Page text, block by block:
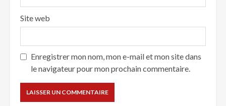
Site web
Enregistrer mon nom, mon e-mail et mon site dans
le navigateur pour mon prochain commentaire.